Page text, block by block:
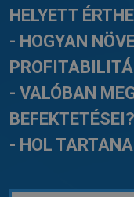
HELYETT
- HOGYAN
- VALÓBAN
BEFEKTETÉSEI?
- HOL